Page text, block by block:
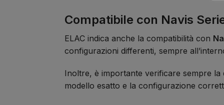
Compatibile con Navis
ELAC indica anche la compatibilità con
configurazioni differenti, sempre
Inoltre, è importante verificare sempre
modello esatto e la configurazione